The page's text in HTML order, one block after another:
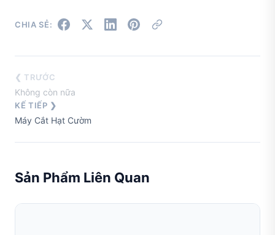
CHIA SẺ:
❮ TRƯỚC
Không còn nữa
KẾ TIẾP ❯
Máy Cắt Hạt Cườm
Sản Phẩm Liên Quan